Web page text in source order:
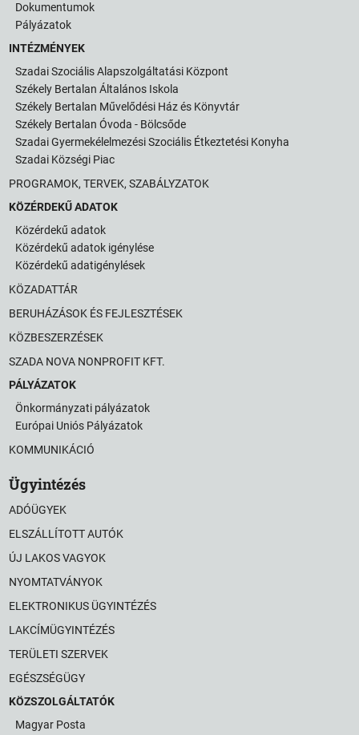
Dokumentumok
Pályázatok
INTÉZMÉNYEK
Szadai Szociális Alapszolgáltatási Központ
Székely Bertalan Általános Iskola
Székely Bertalan Művelődési Ház és Könyvtár
Székely Bertalan Óvoda - Bölcsőde
Szadai Gyermekélelmezési Szociális Étkeztetési Konyha
Szadai Községi Piac
PROGRAMOK, TERVEK, SZABÁLYZATOK
KÖZÉRDEKŰ ADATOK
Közérdekű adatok
Közérdekű adatok igénylése
Közérdekű adatigénylések
KÖZADATTÁR
BERUHÁZÁSOK ÉS FEJLESZTÉSEK
KÖZBESZERZÉSEK
SZADA NOVA NONPROFIT KFT.
PÁLYÁZATOK
Önkormányzati pályázatok
Európai Uniós Pályázatok
KOMMUNIKÁCIÓ
Ügyintézés
ADÓÜGYEK
ELSZÁLLÍTOTT AUTÓK
ÚJ LAKOS VAGYOK
NYOMTATVÁNYOK
ELEKTRONIKUS ÜGYINTÉZÉS
LAKCÍMÜGYINTÉZÉS
TERÜLETI SZERVEK
EGÉSZSÉGÜGY
KÖZSZOLGÁLTATÓK
Magyar Posta